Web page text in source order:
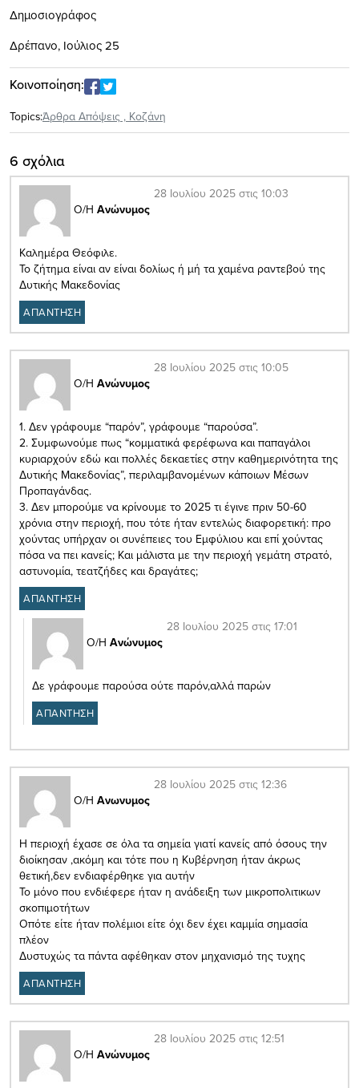
Δημοσιογράφος
Δρέπανο, Ιούλιος 25
Κοινοποίηση:
Topics:Άρθρα Απόψεις , Κοζάνη
6 σχόλια
Ο/Η Ανώνυμος
28 Ιουλίου 2025 στις 10:03
Καλημέρα Θεόφιλε.
Το ζήτημα είναι αν είναι δολίως ή μή τα χαμένα ραντεβού της
Δυτικής Μακεδονίας
ΑΠΑΝΤΗΣΗ
Ο/Η Ανώνυμος
28 Ιουλίου 2025 στις 10:05
1. Δεν γράφουμε “παρόν”, γράφουμε “παρούσα”.
2. Συμφωνούμε πως “κομματικά φερέφωνα και παπαγάλοι
κυριαρχούν εδώ και πολλές δεκαετίες στην καθημερινότητα της
Δυτικής Μακεδονίας”, περιλαμβανομένων κάποιων Μέσων
Προπαγάνδας.
3. Δεν μπορούμε να κρίνουμε το 2025 τι έγινε πριν 50-60
χρόνια στην περιοχή, που τότε ήταν εντελώς διαφορετική: προ
χούντας υπήρχαν οι συνέπειες του Εμφύλιου και επί χούντας
πόσα να πει κανείς; Και μάλιστα με την περιοχή γεμάτη στρατό,
αστυνομία, τεατζήδες και δραγάτες;
ΑΠΑΝΤΗΣΗ
Ο/Η Ανώνυμος
28 Ιουλίου 2025 στις 17:01
Δε γράφουμε παρούσα ούτε παρόν,αλλά παρών
ΑΠΑΝΤΗΣΗ
Ο/Η Ανωνυμος
28 Ιουλίου 2025 στις 12:36
Η περιοχή έχασε σε όλα τα σημεία γιατί κανείς από όσους την
διοίκησαν ,ακόμη και τότε που η Κυβέρνηση ήταν άκρως
θετική,δεν ενδιαφέρθηκε για αυτήν
Το μόνο που ενδιέφερε ήταν η ανάδειξη των μικροπολιτικων
σκοπιμοτήτων
Οπότε είτε ήταν πολέμιοι είτε όχι δεν έχει καμμία σημασία
πλέον
Δυστυχώς τα πάντα αφέθηκαν στον μηχανισμό της τυχης
ΑΠΑΝΤΗΣΗ
Ο/Η Ανώνυμος
28 Ιουλίου 2025 στις 12:51